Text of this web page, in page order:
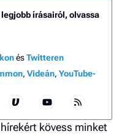
írásairól, olvassa
ésTwitteren
, Videán, YouTube-
kövess minket